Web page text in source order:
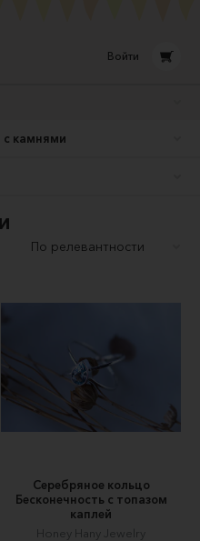
Войти
камнями
Серебряное кольцо
Бесконечность с топазом
каплей
Honey Hany Jewelry